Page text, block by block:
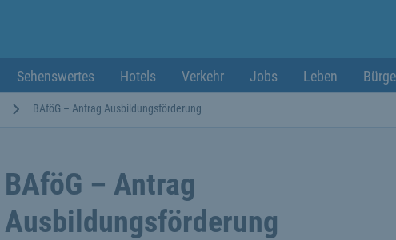
Sehenswertes Hotels Verkehr Jobs Leben
BAföG – Antrag Ausbildungsförderung
BAföG – Antrag
Ausbildungsförderung